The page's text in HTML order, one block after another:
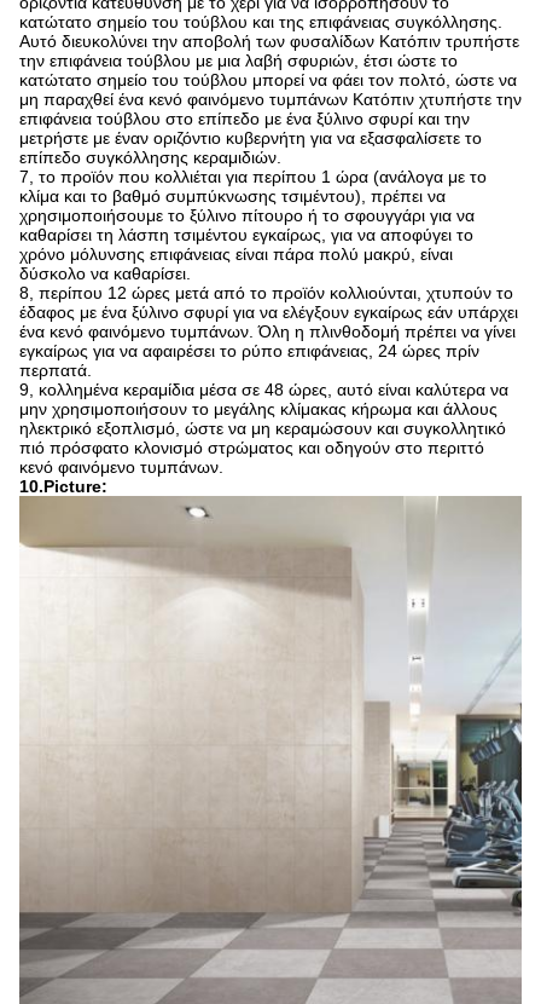
κατώτατο σημείο του τούβλου και της επιφάνειας συγκόλλησης.
Αυτό διευκολύνει την αποβολή των φυσαλίδων Κατόπιν τρυπήστε
την επιφάνεια τούβλου με μια λαβή σφυριών, έτσι ώστε το
κατώτατο σημείο του τούβλου μπορεί να φάει τον πολτό, ώστε να
μη παραχθεί ένα κενό φαινόμενο τυμπάνων Κατόπιν χτυπήστε την
επιφάνεια τούβλου στο επίπεδο με ένα ξύλινο σφυρί και την
μετρήστε με έναν οριζόντιο κυβερνήτη για να εξασφαλίσετε το
επίπεδο συγκόλλησης κεραμιδιών.
7, το προϊόν που κολλιέται για περίπου 1 ώρα (ανάλογα με το
κλίμα και το βαθμό συμπύκνωσης τσιμέντου), πρέπει να
χρησιμοποιήσουμε το ξύλινο πίτουρο ή το σφουγγάρι για να
καθαρίσει τη λάσπη τσιμέντου εγκαίρως, για να αποφύγει το
χρόνο μόλυνσης επιφάνειας είναι πάρα πολύ μακρύ, είναι
δύσκολο να καθαρίσει.
8, περίπου 12 ώρες μετά από το προϊόν κολλιούνται, χτυπούν το
έδαφος με ένα ξύλινο σφυρί για να ελέγξουν εγκαίρως εάν υπάρχει
ένα κενό φαινόμενο τυμπάνων. Όλη η πλινθοδομή πρέπει να γίνει
εγκαίρως για να αφαιρέσει το ρύπο επιφάνειας, 24 ώρες πρίν
περπατά.
9, κολλημένα κεραμίδια μέσα σε 48 ώρες, αυτό είναι καλύτερα να
μην χρησιμοποιήσουν το μεγάλης κλίμακας κήρωμα και άλλους
ηλεκτρικό εξοπλισμό, ώστε να μη κεραμώσουν και συγκολλητικό
πιό πρόσφατο κλονισμό στρώματος και οδηγούν στο περιττό
κενό φαινόμενο τυμπάνων.
10.Picture: